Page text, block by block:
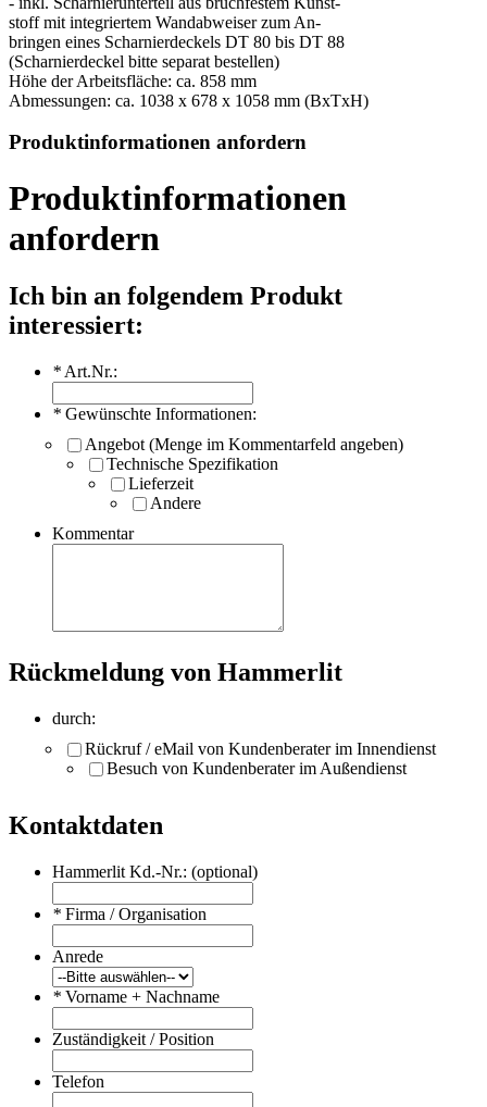
stoff mit integriertem Wandabweiser zum An-
bringen eines Scharnierdeckels DT 80 bis DT 88
(Scharnierdeckel bitte separat bestellen)
Höhe der Arbeitsfläche: ca. 858 mm
Abmessungen: ca. 1038 x 678 x 1058 mm (BxTxH)
Produktinformationen anfordern
Produktinformationen
anfordern
Ich bin an folgendem Produkt
interessiert:
* Art.Nr.:
* Gewünschte Informationen:
Angebot (Menge im Kommentarfeld angeben)
Technische Spezifikation
Lieferzeit
Andere
Kommentar
Rückmeldung von Hammerlit
durch:
Rückruf / eMail von Kundenberater im Innendienst
Besuch von Kundenberater im Außendienst
Kontaktdaten
Hammerlit Kd.-Nr.: (optional)
* Firma / Organisation
Anrede
* Vorname + Nachname
Zuständigkeit / Position
Telefon